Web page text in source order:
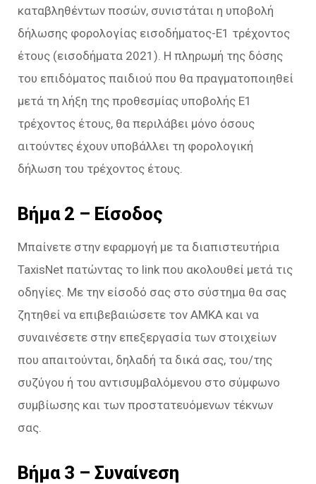
καταβληθέντων ποσών, συνιστάται η υποβολή
δήλωσης φορολογίας εισοδήματος-Ε1 τρέχοντος
έτους (εισοδήματα 2021). Η πληρωμή της δόσης
του επιδόματος παιδιού που θα πραγματοποιηθεί
μετά τη λήξη της προθεσμίας υποβολής Ε1
τρέχοντος έτους, θα περιλάβει μόνο όσους
αιτούντες έχουν υποβάλλει τη φορολογική
δήλωση του τρέχοντος έτους.
Βήμα 2 – Είσοδος
Μπαίνετε στην εφαρμογή με τα διαπιστευτήρια
TaxisNet πατώντας το link που ακολουθεί μετά τις
οδηγίες. Με την είσοδό σας στο σύστημα θα σας
ζητηθεί να επιβεβαιώσετε τον ΑΜΚΑ και να
συναινέσετε στην επεξεργασία των στοιχείων
που απαιτούνται, δηλαδή τα δικά σας, του/της
συζύγου ή του αντισυμβαλόμενου στο σύμφωνο
συμβίωσης και των προστατευόμενων τέκνων
σας.
Βήμα 3 – Συναίνεση